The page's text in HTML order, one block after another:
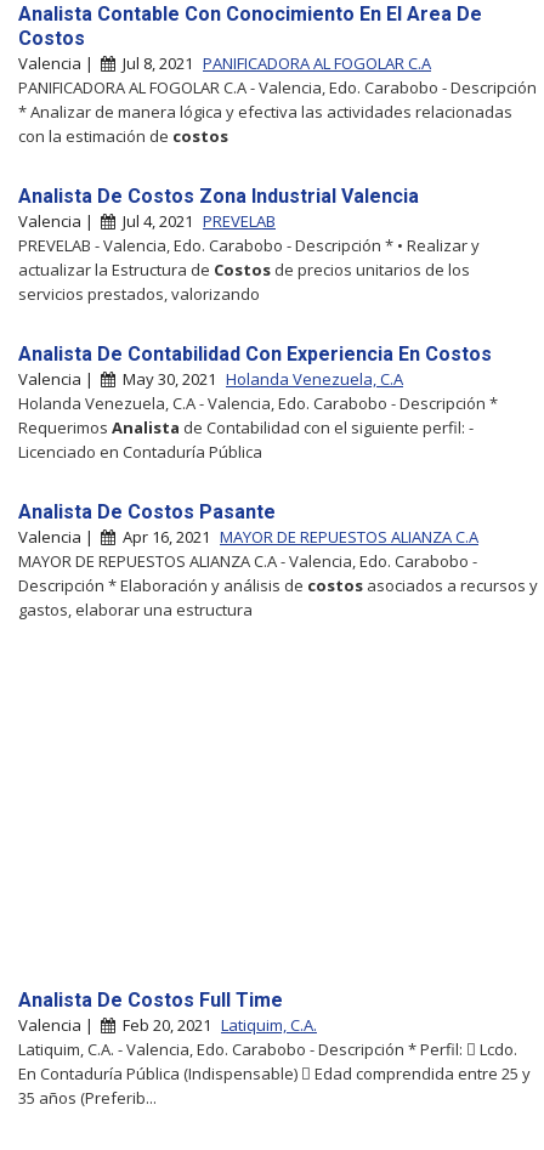
Analista Contable Con Conocimiento En El Area De
Costos
Valencia | Jul 8, 2021 PANIFICADORA AL FOGOLAR C.A
PANIFICADORA AL FOGOLAR C.A - Valencia, Edo. Carabobo - Descripción
* Analizar de manera lógica y efectiva las actividades relacionadas
con la estimación de costos
Analista De Costos Zona Industrial Valencia
Valencia | Jul 4, 2021 PREVELAB
PREVELAB - Valencia, Edo. Carabobo - Descripción * • Realizar y
actualizar la Estructura de Costos de precios unitarios de los
servicios prestados, valorizando
Analista De Contabilidad Con Experiencia En Costos
Valencia | May 30, 2021 Holanda Venezuela, C.A
Holanda Venezuela, C.A - Valencia, Edo. Carabobo - Descripción *
Requerimos Analista de Contabilidad con el siguiente perfil: -
Licenciado en Contaduría Pública
Analista De Costos Pasante
Valencia | Apr 16, 2021 MAYOR DE REPUESTOS ALIANZA C.A
MAYOR DE REPUESTOS ALIANZA C.A - Valencia, Edo. Carabobo -
Descripción * Elaboración y análisis de costos asociados a recursos y
gastos, elaborar una estructura
Analista De Costos Full Time
Valencia | Feb 20, 2021 Latiquim, C.A.
Latiquim, C.A. - Valencia, Edo. Carabobo - Descripción * Perfil:  Lcdo.
En Contaduría Pública (Indispensable)  Edad comprendida entre 25 y
35 años (Preferib...